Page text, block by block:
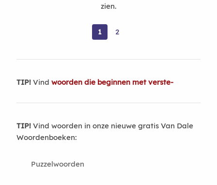
zien.
1 2
TIP!Vind woorden die beginnen met verste-
TIP!Vind woorden in onze nieuwe gratis Van Dale
Woordenboeken:
Puzzelwoorden